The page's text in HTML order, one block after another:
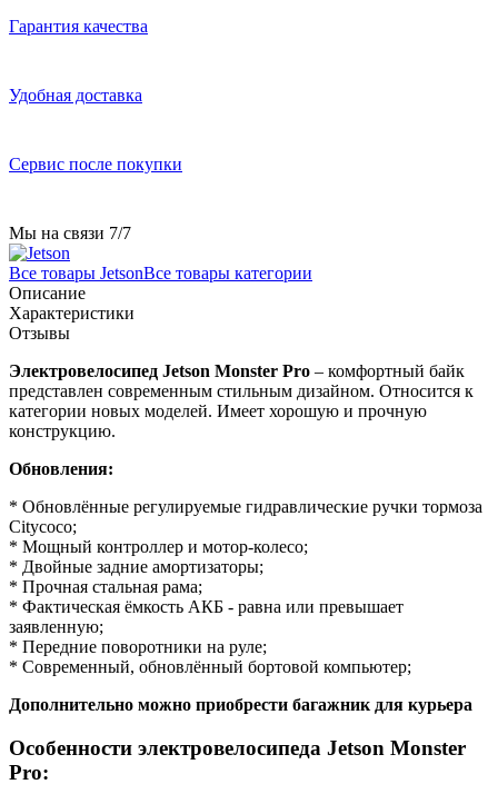
Гарантия качества
Удобная доставка
Сервис после покупки
Мы на связи 7/7
Все товары JetsonВсе товары категории
Описание
Характеристики
Отзывы
Электровелосипед Jetson Monster Pro – комфортный байк
представлен современным стильным дизайном. Относится к
категории новых моделей. Имеет хорошую и прочную
конструкцию.
Обновления:
* Обновлённые регулируемые гидравлические ручки тормоза
Citycoco;
* Мощный контроллер и мотор-колесо;
* Двойные задние амортизаторы;
* Прочная стальная рама;
* Фактическая ёмкость АКБ - равна или превышает
заявленную;
* Передние поворотники на руле;
* Современный, обновлённый бортовой компьютер;
Дополнительно можно приобрести багажник для курьера
Особенности электровелосипеда Jetson Monster
Pro: